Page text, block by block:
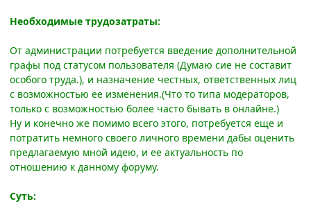
Необходимые трудозатраты:
От администрации потребуется введение дополнительной
графы под статусом пользователя (Думаю сие не составит
особого труда.), и назначение честных, ответственных лиц
с возможностью ее изменения.(Что то типа модераторов,
только с возможностью более часто бывать в онлайне.)
Ну и конечно же помимо всего этого, потребуется еще и
потратить немного своего личного времени дабы оценить
предлагаемую мной идею, и ее актуальность по
отношению к данному форуму.
Суть: